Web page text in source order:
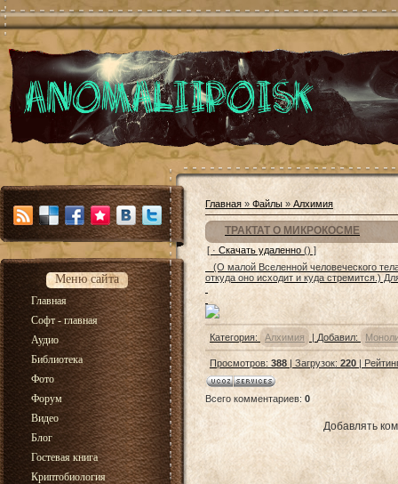
Меню сайта
Главная
Софт - главная
Аудио
Библиотека
Фото
Форум
Видео
Блог
Гостевая книга
Криптобиология
Главная » Файлы » Алхимия
ТРАКТАТ О МИКРОКОСМЕ
[ · Скачать удаленно () ]
(О малой Вселенной человеческого
откуда оно исходит и куда стремится.)
Категория: Алхимия | Добавил:
Просмотров: 388 | Загрузок: 220|
Всего комментариев: 0
Добавлять